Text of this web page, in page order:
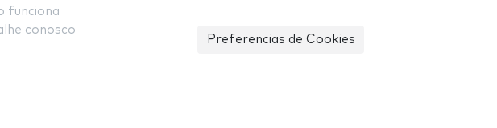
funciona
conosco
Preferencias de Cookies